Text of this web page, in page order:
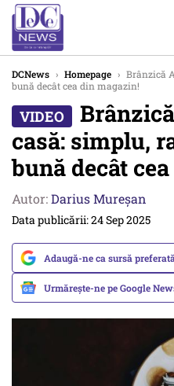
DCNews › Homepage › Brânzică
bună decât cea din magazin!
casă: simplu,
bună decât
Autor:Darius Mureșan
Data publicării: 24 Sep 2025
Adaugă-ne ca sursă
Urmărește-ne pe Google